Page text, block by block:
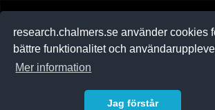
research.chalmers.se använder cookies
bättre funktionalitet och
Mer information
Jag förstår